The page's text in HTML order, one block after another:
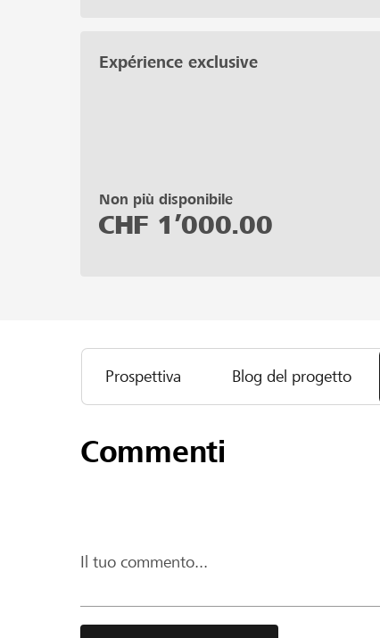
Expérience exclusive
Non più disponibile
CHF 1’000.00
Prospettiva Blog del progetto
Commenti
Il tuo commento...